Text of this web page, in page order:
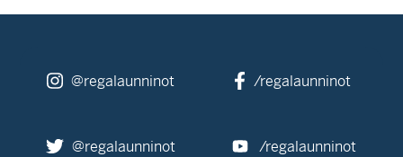
@regalaunninot /regalaunninot
@regalaunninot /regalaunninot